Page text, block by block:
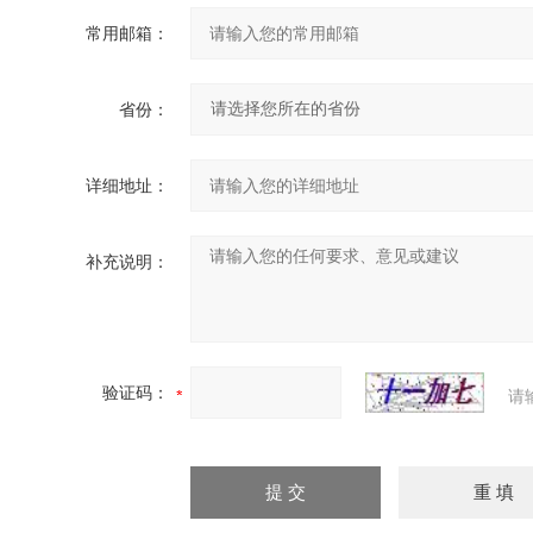
常用邮箱：
省份：
详细地址：
补充说明：
验证码： 请